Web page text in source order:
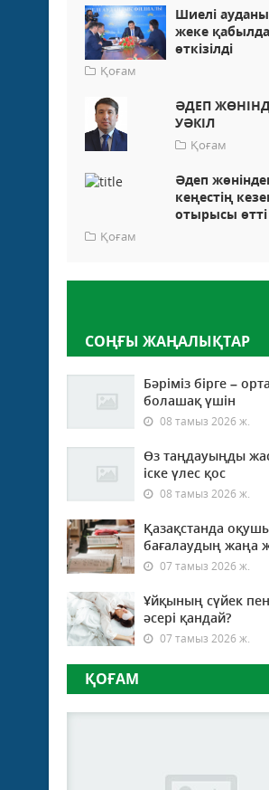
Шиелі
жеке
өткізілді
Қоғам
ӘДЕП
УӘКІЛ
Қоғам
Әдеп
кеңестің
отырысы өтті
Қоғам
СОҢҒЫ ЖАҢАЛЫҚТАР
Бәріміз бірге –
болашақ үшін
08 тамыз 2026 ж.
Өз таңдауыңды
іске үлес қос
08 тамыз 2026 ж.
Қазақстанда
бағалаудың жаңа
07 тамыз 2026 ж.
Ұйқының сүйек
әсері қандай?
07 тамыз 2026 ж.
ҚОҒАМ